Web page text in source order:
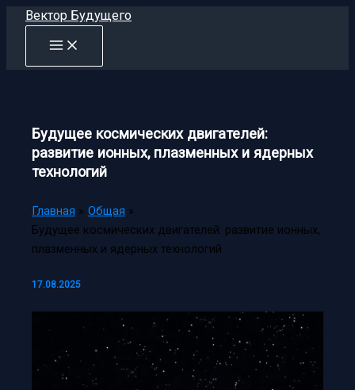
Перейти
содержимому
Вектор Будущего
Будущее космических двигателей:
развитие ионных, плазменных и ядерных
технологий
Главная
Общая
Будущее космических двигателей: развитие ионных,
плазменных и ядерных технологий
17.08.2025